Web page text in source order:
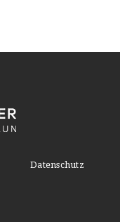
Datenschutz